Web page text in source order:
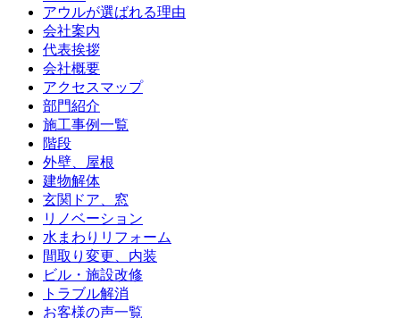
アウルが選ばれる理由
会社案内
代表挨拶
会社概要
アクセスマップ
部門紹介
施工事例一覧
階段
外壁、屋根
建物解体
玄関ドア、窓
リノベーション
水まわりリフォーム
間取り変更、内装
ビル・施設改修
トラブル解消
お客様の声一覧